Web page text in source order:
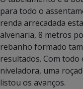
para todo o
renda arrecadada
alvenaria, 8 metros
rebanho formado
resultados. Com
niveladora, uma
listou os avanços.